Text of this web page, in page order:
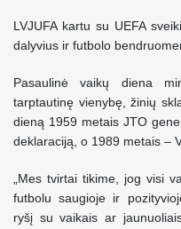
LVJUFA kartu su UEFA
dalyvius ir futbolo
Pasaulinė vaikų diena
tarptautinę vienybę, žinių
dieną 1959 metais JTO
deklaraciją, o 1989 metais –
„Mes tvirtai tikime, jog visi
futbolu saugioje ir
ryšį su vaikais ar